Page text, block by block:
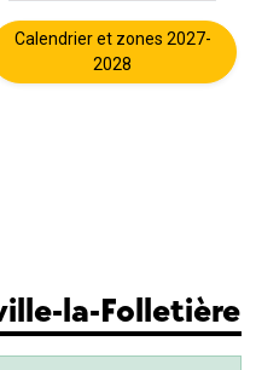
Calendrier et zones 2027-
2028
la-Folletière